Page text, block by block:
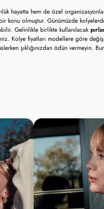
hayatta hem de özel
konu olmuştur. Günümüzde
Gelinlikle birlikte kullanılacak
Kolye fiyatları modellere göre
şıklığınızdan ödün vermeyin.